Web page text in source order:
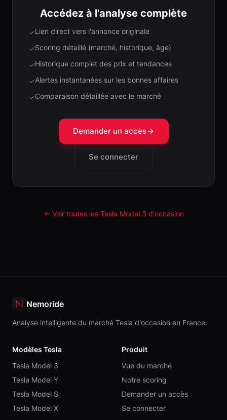
Accédez à l'analyse complète
✓Lien direct vers l'annonce originale
✓Scoring détaillé (marché, historique, âge)
✓Historique complet des prix et tendances
✓Alertes instantanées sur les bonnes affaires
✓Comparaison détaillée avec le marché
Demander un accès
Se connecter
← Voir toutes les Tesla Model 3 d'occasion
Nemoride
Analyse intelligente du marché Tesla d'occasion en France.
Modèles Tesla
Tesla Model 3
Tesla Model Y
Tesla Model S
Tesla Model X
Produit
Vue du marché
Notre scoring
Demander un accès
Se connecter